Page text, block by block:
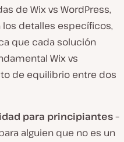
de Wix vs WordPress,
detalles específicos,
que cada solución
Wix vs
de equilibrio entre dos
para principiantes–
alguien que no es un